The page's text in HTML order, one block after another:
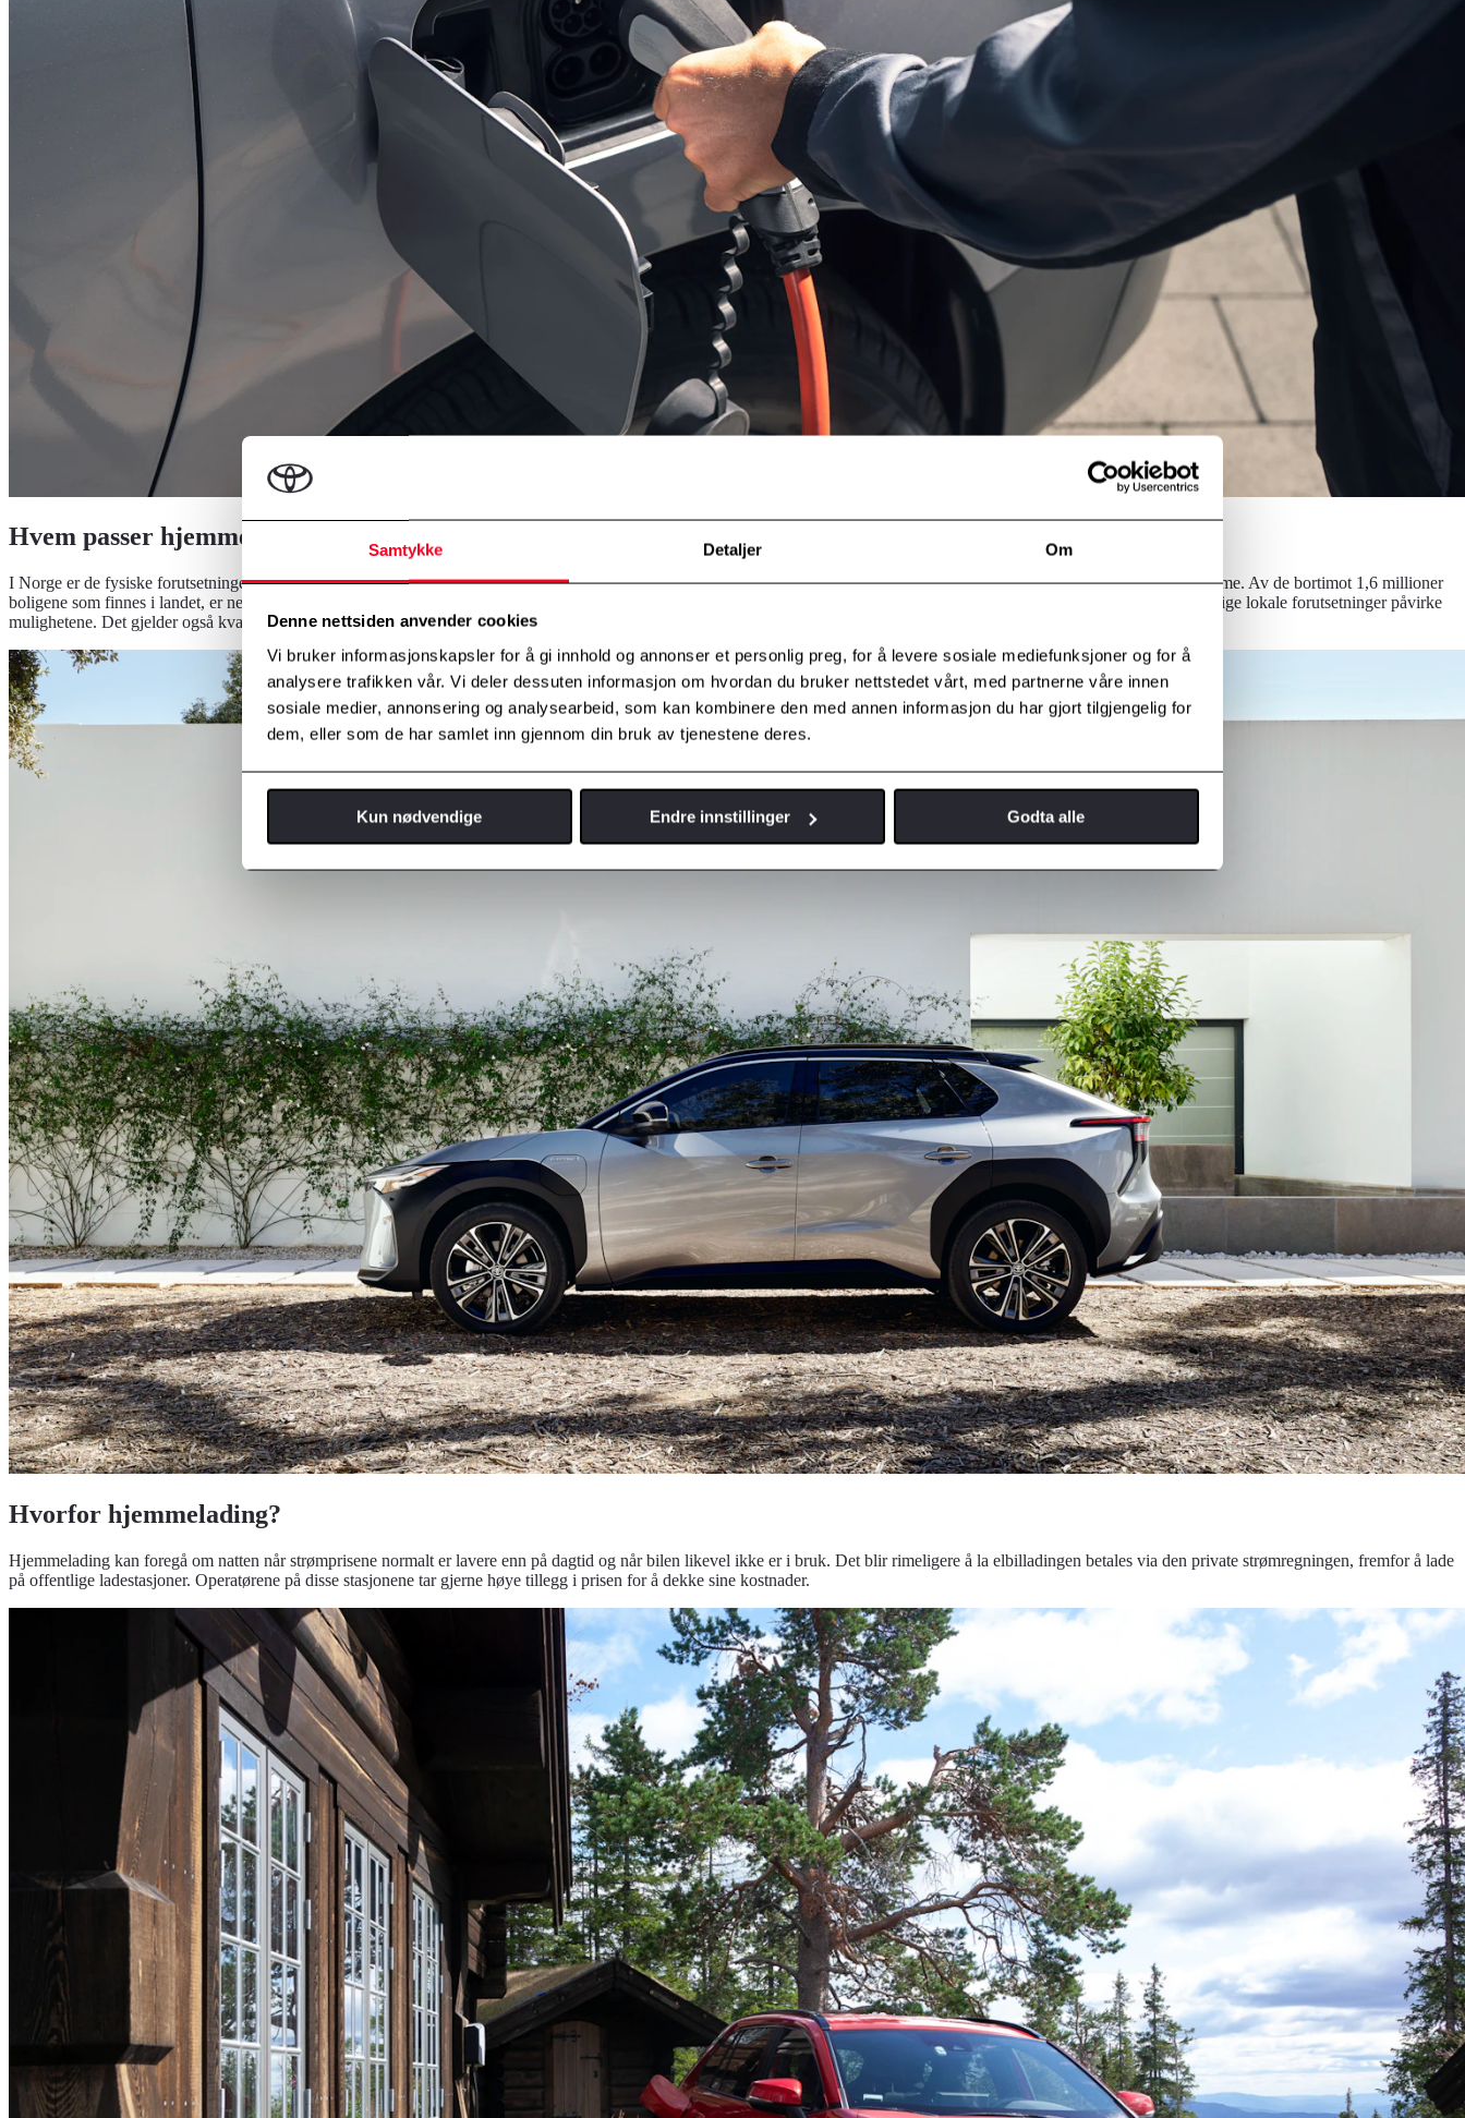
Samtykke Detaljer Om
Denne nettsiden anvender cookies
Vi bruker informasjonskapsler for å gi innhold og annonser et personlig preg, for å levere sosiale mediefunksjoner og for å
analysere trafikken vår. Vi deler dessuten informasjon om hvordan du bruker nettstedet vårt, med partnerne våre innen
sosiale medier, annonsering og analysearbeid, som kan kombinere den med annen informasjon du har gjort tilgjengelig for
dem, eller som de har samlet inn gjennom din bruk av tjenestene deres.
Kun nødvendige Endre innstillinger Godta alle
Hvem passer hjemmelading for?
I Norge er de fysiske forutsetningene for hjemmelading til stede for de fleste. Alle som har egen bolig med biloppstillingsplass, carport eller garasje vil ha mulighet til å lade hjemme. Av de bortimot 1,6 millioner
boligene som finnes i landet, er nesten 1,2 millioner eneboliger. For de resterende 25%; rekkehus, korsdelte boliger, leilighetsbygg og blokker i sameier og borettslag, vil forskjellige lokale forutsetninger påvirke
mulighetene. Det gjelder også kvartalsbebyggelse i byer og tettsteder.
Hvorfor hjemmelading?
Hjemmelading kan foregå om natten når strømprisene normalt er lavere enn på dagtid og når bilen likevel ikke er i bruk. Det blir rimeligere å la elbilladingen betales via den private strømregningen, fremfor å lade
på offentlige ladestasjoner. Operatørene på disse stasjonene tar gjerne høye tillegg i prisen for å dekke sine kostnader.